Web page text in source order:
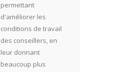
permettant
d'améliorer les
conditions de travail
des conseillers, en
leur donnant
beaucoup plus